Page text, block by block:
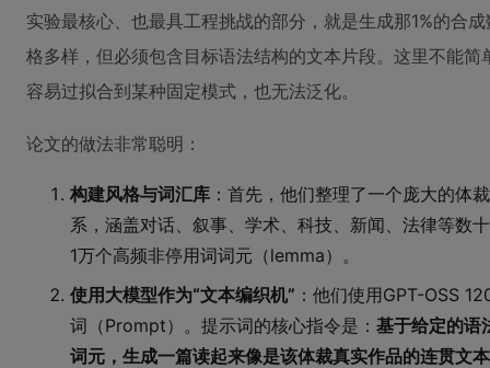
实验最核心、也最具工程挑战的部分，就是生成那1%的合
格多样，但必须包含目标语法结构的文本片段。这里不能
容易过拟合到某种固定模式，也无法泛化。
论文的做法非常聪明：
构建风格与词汇库 ：首先，他们整理了一个庞大的体
系，涵盖对话、叙事、学术、科技、新闻、法律等数
1万个高频非停用词词元（lemma）。
使用大模型作为“文本编织机” ：他们使用GPT-OSS
词（Prompt）。提示词的核心指令是： 基于给定的语
词元，生成一篇读起来像是该体裁真实作品的连贯文